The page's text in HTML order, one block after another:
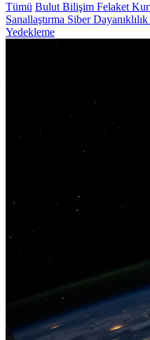
Tümü Bulut Bilişim Felaket
Sanallaştırma Siber Dayanıklılık
Yedekleme